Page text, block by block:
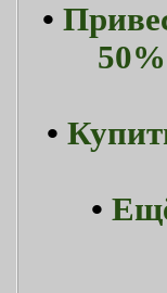
•
•
•